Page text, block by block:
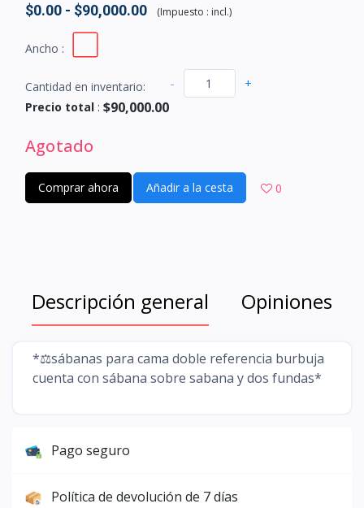
$0.00 - $90,000.00 (Impuesto : incl.)
Ancho :
Cantidad en inventario: - +
Precio total : $90,000.00
Agotado
Comprar ahora Añadir a la cesta 0
Descripción general Opiniones
*⚖️sábanas para cama doble referencia burbuja
cuenta con sábana sobre sabana y dos fundas*
Pago seguro
Política de devolución de 7 días